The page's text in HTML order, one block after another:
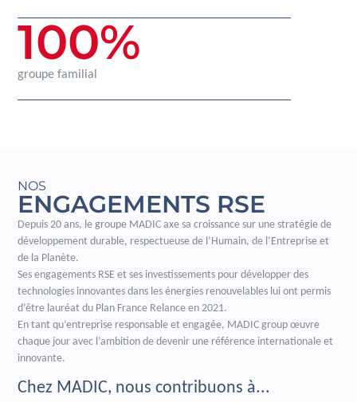
groupe familial
100%
NOS
ENGAGEMENTS RSE
Depuis 20 ans, le groupe MADIC axe sa croissance sur une stratégie de
développement durable, respectueuse de l’Humain, de l’Entreprise et
de la Planète.
Ses engagements RSE et ses investissements pour développer des
technologies innovantes dans les énergies renouvelables lui ont permis
d’être lauréat du Plan France Relance en 2021.
En tant qu’entreprise responsable et engagée, MADIC group œuvre
chaque jour avec l’ambition de devenir une référence internationale et
innovante.
Chez MADIC, nous contribuons à...